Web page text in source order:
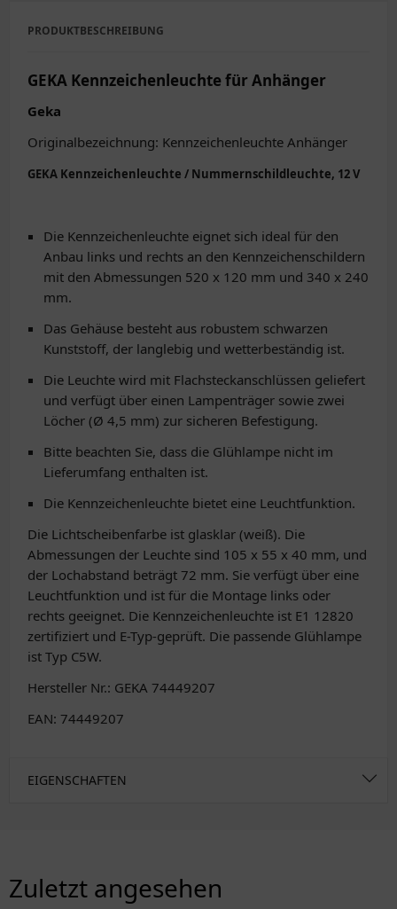
PRODUKTBESCHREIBUNG
GEKA Kennzeichenleuchte für Anhänger
Geka
Originalbezeichnung: Kennzeichenleuchte Anhänger
GEKA Kennzeichenleuchte / Nummernschildleuchte, 12 V
Die Kennzeichenleuchte eignet sich ideal für den
Anbau links und rechts an den Kennzeichenschildern
mit den Abmessungen 520 x 120 mm und 340 x 240
mm.
Das Gehäuse besteht aus robustem schwarzen
Kunststoff, der langlebig und wetterbeständig ist.
Die Leuchte wird mit Flachsteckanschlüssen geliefert
und verfügt über einen Lampenträger sowie zwei
Löcher (Ø 4,5 mm) zur sicheren Befestigung.
Bitte beachten Sie, dass die Glühlampe nicht im
Lieferumfang enthalten ist.
Die Kennzeichenleuchte bietet eine Leuchtfunktion.
Die Lichtscheibenfarbe ist glasklar (weiß). Die
Abmessungen der Leuchte sind 105 x 55 x 40 mm, und
der Lochabstand beträgt 72 mm. Sie verfügt über eine
Leuchtfunktion und ist für die Montage links oder
rechts geeignet. Die Kennzeichenleuchte ist E1 12820
zertifiziert und E-Typ-geprüft. Die passende Glühlampe
ist Typ C5W.
Hersteller Nr.: GEKA 74449207
EAN: 74449207
EIGENSCHAFTEN
Zuletzt angesehen